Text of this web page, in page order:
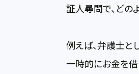
証人尋問で、どの
例えば、弁護士と
一時的にお金を借